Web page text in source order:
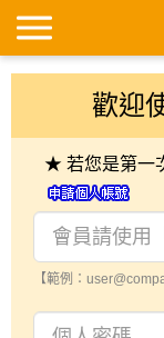
歡迎
★ 若您是第一
【範例：